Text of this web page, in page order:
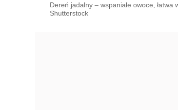
Dereń jadalny – wspaniałe owoce,
Shutterstock